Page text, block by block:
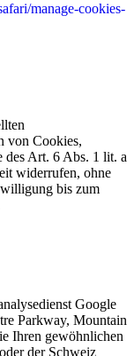
manage-cookies-
von Cookies,
Art. 6 Abs. 1 lit. a
widerrufen, ohne
bis zum
Google
Parkway, Mountain
Ihren gewöhnlichen
der Schweiz